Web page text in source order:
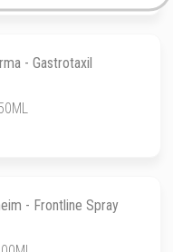
- Gastrotaxil
- Frontline Spray